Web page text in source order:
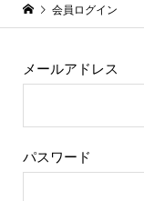
会員ログイン
メールアドレス
パスワード